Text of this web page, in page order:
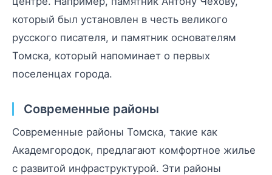
который был установлен в честь великого
русского писателя, и памятник основателям
Томска, который напоминает о первых
поселенцах города.
Современные районы
Современные районы Томска, такие как
Академгородок, предлагают комфортное жилье
с развитой инфраструктурой. Эти районы